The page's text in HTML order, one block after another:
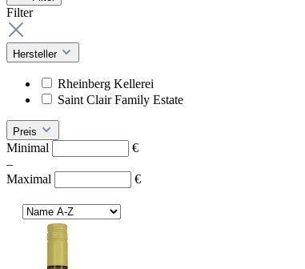
Filter
Hersteller
Rheinberg Kellerei
Saint Clair Family Estate
Preis
Minimal
€
–
Maximal
€